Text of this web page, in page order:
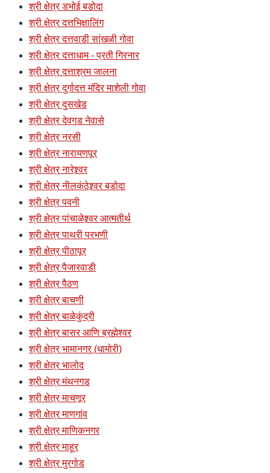
श्री क्षेत्र डभोई बडोदा
श्री क्षेत्र दत्तभिक्षालिंग
श्री क्षेत्र दत्तवाडी सांखळी गोवा
श्री क्षेत्र दत्ताधाम - प्रती गिरनार
श्री क्षेत्र दत्ताश्रम जालना
श्री क्षेत्र दुर्गादत्त मंदिर माशेली गोवा
श्री क्षेत्र दुसखेड
श्री क्षेत्र देवगड नेवासे
श्री क्षेत्र नरसी
श्री क्षेत्र नारायणपूर
श्री क्षेत्र नारेश्र्वर
श्री क्षेत्र नीलकंठेश्र्वर बडोदा
श्री क्षेत्र पवनी
श्री क्षेत्र पांचाळेश्र्वर आत्मतीर्थ
श्री क्षेत्र पाथरी परभणी
श्री क्षेत्र पीठापूर
श्री क्षेत्र पैजारवाडी
श्री क्षेत्र पैठण
श्री क्षेत्र बाचणी
श्री क्षेत्र बाळेकुंद्री
श्री क्षेत्र बासर आणि ब्रह्मेश्वर
श्री क्षेत्र भामानगर (धामोरी)
श्री क्षेत्र भालोद
श्री क्षेत्र मंथनगड
श्री क्षेत्र माचणूर
श्री क्षेत्र माणगांव
श्री क्षेत्र माणिकनगर
श्री क्षेत्र माहूर
श्री क्षेत्र मुरगोड